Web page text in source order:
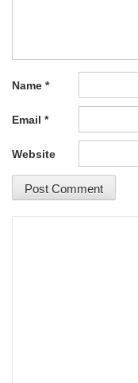
Name *
Email *
Website